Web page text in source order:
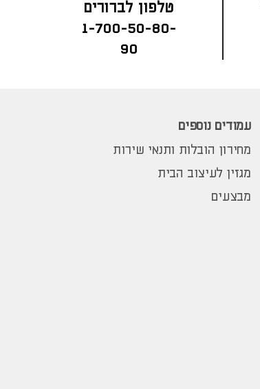
1-700-50-80-
90
עמודים נוספים
מחירון הובלות ותנאי שירות
מגזין לעיצוב הבית
מבצעים